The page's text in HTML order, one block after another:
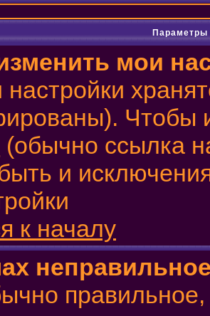
Параметры
мои
Чтобы
(обычно ссылка
и
к началу